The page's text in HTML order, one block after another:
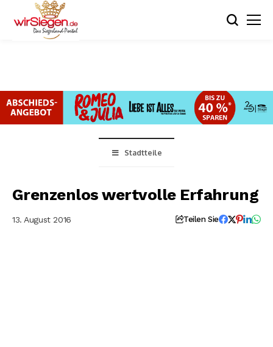
Stadtteile
Grenzenlos wertvolle Erfahrung
13. August 2016 Teilen Sie